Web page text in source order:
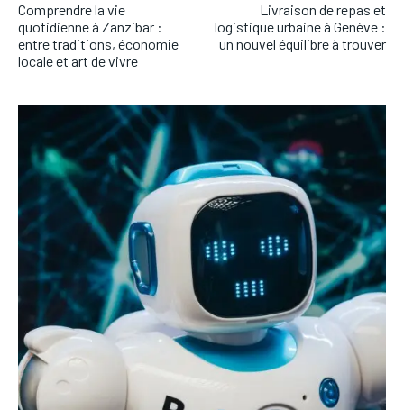
Comprendre la vie
quotidienne à Zanzibar :
entre traditions, économie
locale et art de vivre
Livraison de repas et
logistique urbaine à Genève :
un nouvel équilibre à trouver